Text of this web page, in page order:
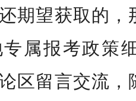
期望获取的，
属报考政策
区留言交流，